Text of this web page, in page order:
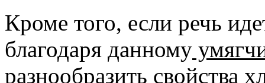
Кроме того, если речь
благодаря данному
разнообразить свойства